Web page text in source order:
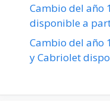
Cambio del año
disponible a
Cambio del año
y Cabriolet